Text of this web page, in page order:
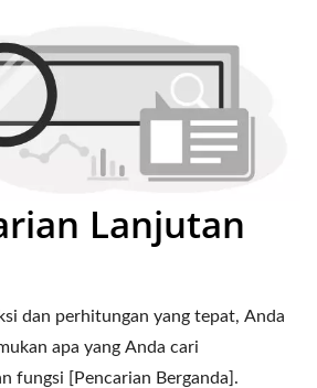
Lanjutan
dan perhitungan yang tepat, Anda
apa yang Anda cari
fungsi [Pencarian Berganda].